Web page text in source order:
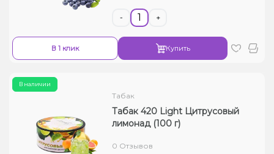
- +
В 1 клик Купить
В наличии
Табак
Табак 420 Light Цитрусовый
лимонад (100 г)
0 Отзывов